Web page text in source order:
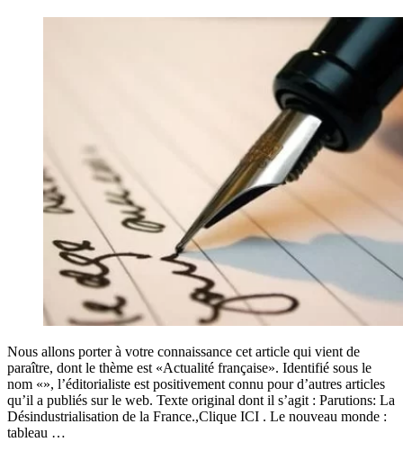
Nous allons porter à votre connaissance cet article qui vient de
paraître, dont le thème est «Actualité française». Identifié sous le
nom «», l’éditorialiste est positivement connu pour d’autres articles
qu’il a publiés sur le web. Texte original dont il s’agit : Parutions: La
Désindustrialisation de la France.,Clique ICI . Le nouveau monde :
tableau …